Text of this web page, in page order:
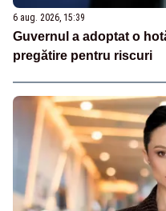
6 aug. 2026, 15:39
Guvernul a adoptat o
pregătire pentru riscuri